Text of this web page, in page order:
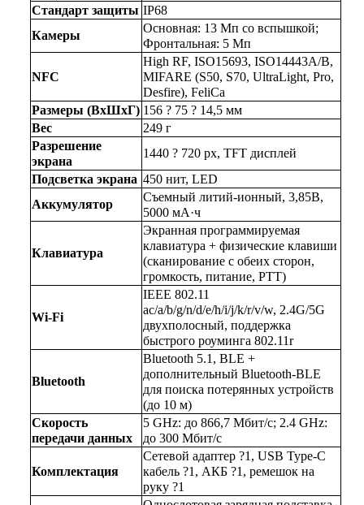
Стандарт защиты IP68
Камеры
Основная: 13 Мп со вспышкой;
Фронтальная: 5 Мп
NFC
High RF, ISO15693, ISO14443A/B,
MIFARE (S50, S70, UltraLight, Pro,
Desfire), FeliCa
Размеры (ВхШхГ) 156 ? 75 ? 14,5 мм
Вес
249 г
Разрешение
экрана
1440 ? 720 px, TFT дисплей
Подсветка экрана 450 нит, LED
Аккумулятор
Съемный литий-ионный, 3,85В,
5000 мА·ч
Клавиатура
Экранная программируемая
клавиатура + физические клавиши
(сканирование с обеих сторон,
громкость, питание, PTT)
Wi-Fi
IEEE 802.11
ac/a/b/g/n/d/e/h/i/j/k/r/v/w, 2.4G/5G
двухполосный, поддержка
быстрого роуминга 802.11r
Bluetooth
Bluetooth 5.1, BLE +
дополнительный Bluetooth-BLE
для поиска потерянных устройств
(до 10 м)
Скорость
передачи данных
5 GHz: до 866,7 Мбит/с; 2.4 GHz:
до 300 Мбит/с
Комплектация
Сетевой адаптер ?1, USB Type-C
кабель ?1, АКБ ?1, ремешок на
руку ?1